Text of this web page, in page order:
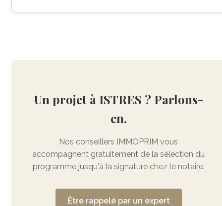
Un projet à ISTRES ? Parlons-
en.
Nos conseillers IMMOPRIM vous
accompagnent gratuitement de la sélection du
programme jusqu'à la signature chez le notaire.
Être rappelé par un expert